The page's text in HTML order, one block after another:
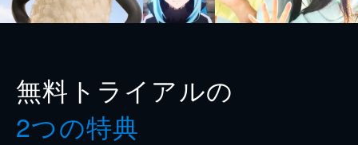
無料トライアルの
2つの特典